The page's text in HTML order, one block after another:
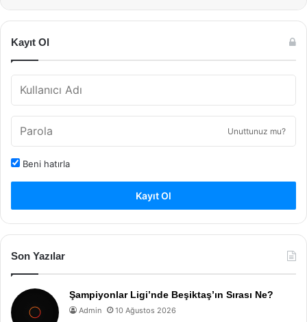
Kayıt Ol
Unuttunuz mu?
Beni hatırla
Kayıt Ol
Son Yazılar
Şampiyonlar Ligi’nde Beşiktaş’ın Sırası Ne?
Admin 10 Ağustos 2026